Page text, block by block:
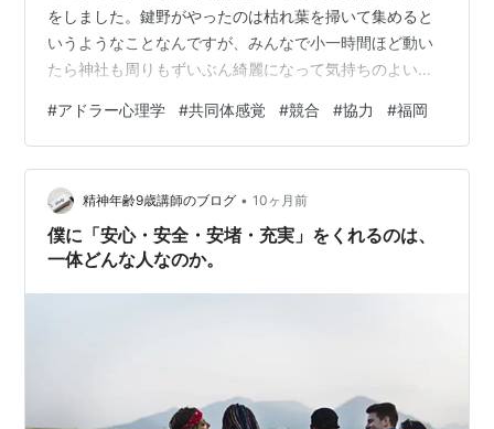
をしました。鍵野がやったのは枯れ葉を掃いて集めると
いうようなことなんですが、みんなで小一時間ほど動い
たら神社も周りもずいぶん綺麗になって気持ちのよい正
いんでしょうね。老若男女（若…はいなかったかも
（笑））、それぞれのできること、得意なこと、気づい
たことをやる。アドラー心理学を学ばずとも、共同体感
覚ってみんなナチュラルに持ち合わせてるんですよね。
アドラー心理学に出会って９年目、来年には１０年目に
なるんですが、ここ何年かは、いい意味で落ち着いて
#アドラー心理学 #共同体感覚 #競合 #協力 #福岡
精神年齢9歳講師のブログ • 10ヶ月前
僕に「安心・安全・安堵・充実」をくれるのは、
一体どんな人なのか。